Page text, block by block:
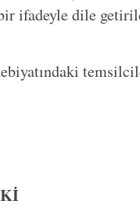
ifadeyle dile